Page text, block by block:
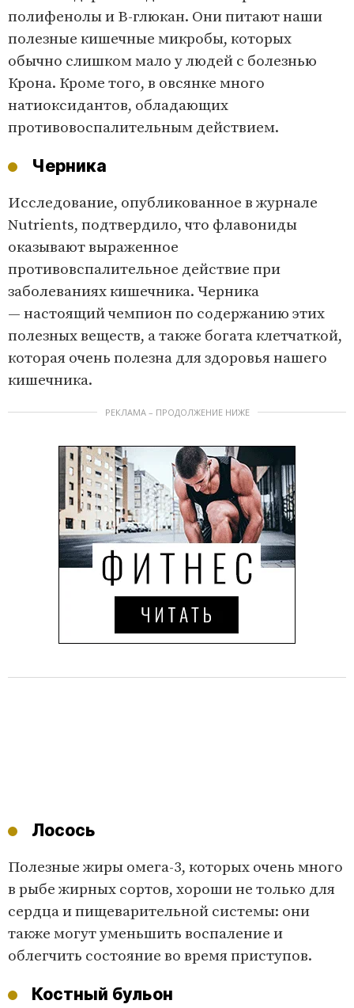
полифенолы и B-глюкан. Они питают наши
полезные кишечные микробы, которых
обычно слишком мало у людей с болезнью
Крона. Кроме того, в овсянке много
натиоксидантов, обладающих
противовоспалительным действием.
Черника
Исследование, опубликованное в журнале
Nutrients, подтвердило, что флавониды
оказывают выраженное
противовспалительное действие при
заболеваниях кишечника. Черника
— настоящий чемпион по содержанию этих
полезных веществ, а также богата клетчаткой,
которая очень полезна для здоровья нашего
кишечника.
РЕКЛАМА – ПРОДОЛЖЕНИЕ НИЖЕ
Лосось
Полезные жиры омега-3, которых очень много
в рыбе жирных сортов, хороши не только для
сердца и пищеварительной системы: они
также могут уменьшить воспаление и
облегчить состояние во время приступов.
Костный бульон